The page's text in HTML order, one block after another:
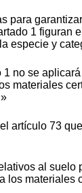
para
1 figuran
especie y
1 no se
materiales
artículo 73
al suelo
los materiales